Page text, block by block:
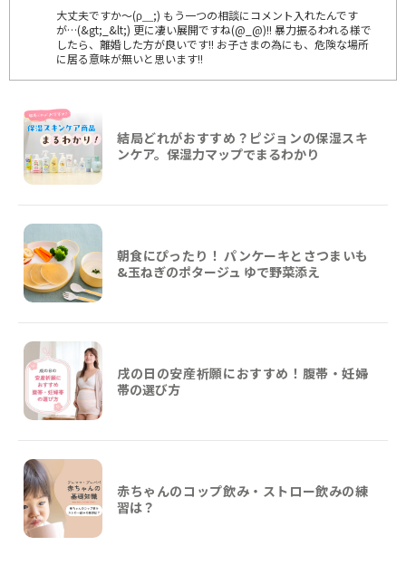
大丈夫ですか～(ρ＿;) もう一つの相談にコメント入れたんです
が…(&gt;_&lt;) 更に凄い展開ですね(@_@)!! 暴力振るわれる様で
したら、離婚した方が良いです!! お子さまの為にも、危険な場所
に居る意味が無いと思います!!
結局どれがおすすめ？ピジョンの保湿スキ
ンケア。保湿力マップでまるわかり
朝食にぴったり！ パンケーキとさつまいも
&玉ねぎのポタージュ ゆで野菜添え
戌の日の安産祈願におすすめ！腹帯・妊婦
帯の選び方
赤ちゃんのコップ飲み・ストロー飲みの練
習は？